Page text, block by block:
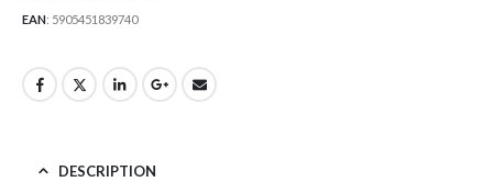
EAN: 5905451839740
DESCRIPTION